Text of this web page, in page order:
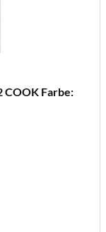
COOK Farbe: